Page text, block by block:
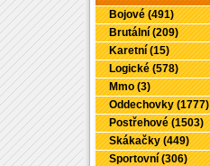
Bojové (491)
Brutální (209)
Karetní (15)
Logické (578)
Mmo (3)
Oddechovky (1777)
Postřehové (1503)
Skákačky (449)
Sportovní (306)